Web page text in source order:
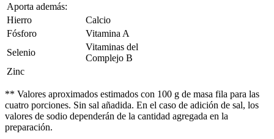
Aporta además:
Hierro
Calcio
Fósforo
Vitamina A
Selenio
Vitaminas del
Complejo B
Zinc
** Valores aproximados estimados con 100 g de masa fila para las
cuatro porciones. Sin sal añadida. En el caso de adición de sal, los
valores de sodio dependerán de la cantidad agregada en la
preparación.